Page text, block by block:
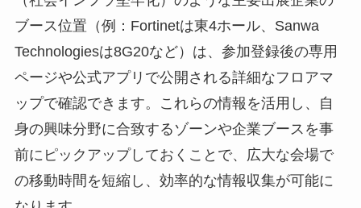
重要です。
展示ホールは、ネットワークインフラ、クラウ
ド・データセンターサービス、セキュリティ、
AI、IoTといった主要な技術カテゴリごとにゾーン
分けされていることが一般的です。例えば、三和
テクノロジーズ（光接続）やサイバートラスト
（社会インフラ堅牢化）のような主要出展企業の